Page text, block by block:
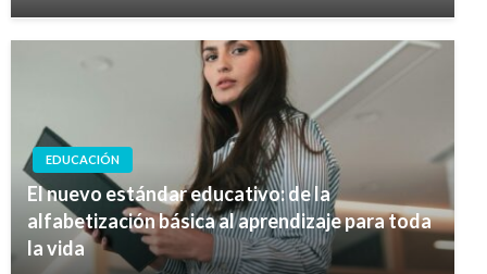
EDUCACIÓN
El nuevo estándar educativo: de la
alfabetización básica al aprendizaje para toda
la vida